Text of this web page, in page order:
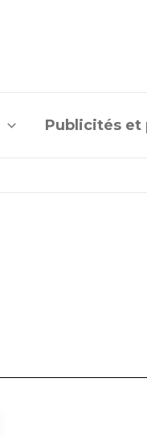
Publicités et